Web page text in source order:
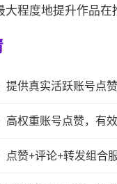
程度地提升作品在
提供真实活跃账号点
高权重账号点赞，有
点赞+评论+转发组合